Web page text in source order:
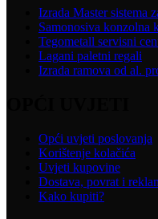
Izrada Master sistema
Samonosiva konzolna
Tegometall servisni
Lagani paletni regali
Izrada ramova od al.
Opći uvjeti poslovanja
Korištenje kolačića
Uvjeti kupovine
Dostava, povrat i
Kako kupiti?